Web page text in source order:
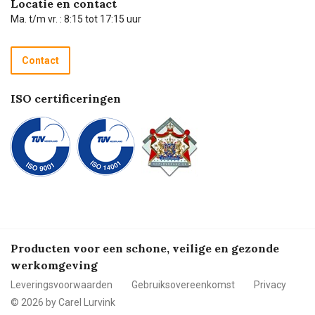
Technische dienst
Recycle programma
Betalen
Locatie en contact
Ma. t/m vr. : 8:15 tot 17:15 uur
Contact
ISO certificeringen
Producten voor een schone, veilige en gezonde
werkomgeving
Leveringsvoorwaarden Gebruiksovereenkomst
Privacy
© 2026 by Carel Lurvink